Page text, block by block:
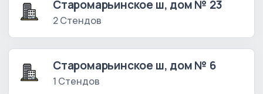
Старомарьинское ш, дом № 23
2 Стендов
Старомарьинское ш, дом № 6
1 Стендов